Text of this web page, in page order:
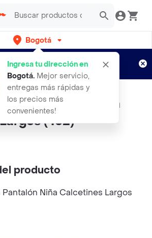
Bogotá
Ingresa tu dirección en
Bogotá. Mejor servicio,
entregas más rápidas y
los precios más
convenientes!
gratis por semanas
Aplican TyC
Pantalón Niña
(432)
producto
Niña Calcetines Largos